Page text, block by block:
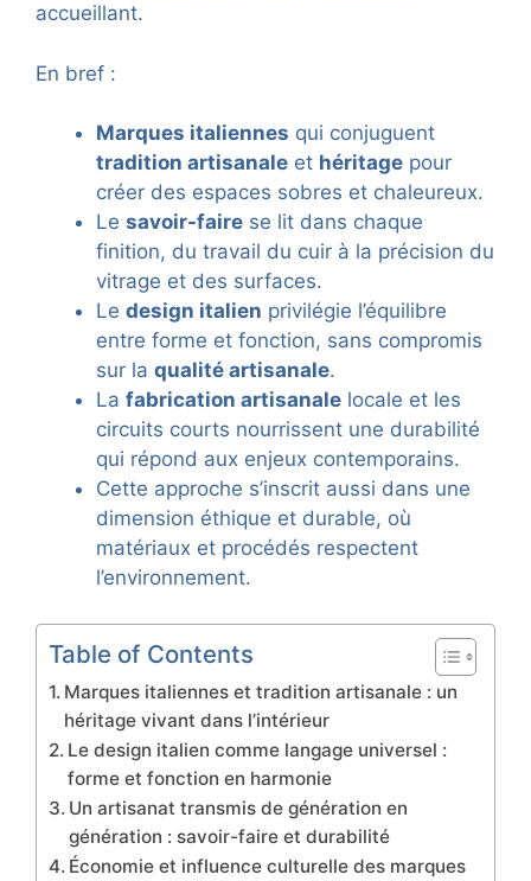
accueillant.
En bref :
Marques italiennes qui conjuguent
tradition artisanale et héritage pour
créer des espaces sobres et chaleureux.
Le savoir-faire se lit dans chaque
finition, du travail du cuir à la précision du
vitrage et des surfaces.
Le design italien privilégie l’équilibre
entre forme et fonction, sans compromis
sur la qualité artisanale.
La fabrication artisanale locale et les
circuits courts nourrissent une durabilité
qui répond aux enjeux contemporains.
Cette approche s’inscrit aussi dans une
dimension éthique et durable, où
matériaux et procédés respectent
l’environnement.
Table of Contents
Marques italiennes et tradition artisanale : un
héritage vivant dans l’intérieur
Le design italien comme langage universel :
forme et fonction en harmonie
Un artisanat transmis de génération en
génération : savoir-faire et durabilité
Économie et influence culturelle des marques